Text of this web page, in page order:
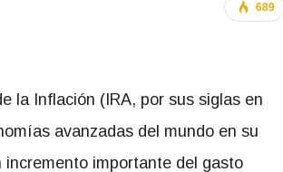
689
la Inflación (IRA, por sus siglas en
avanzadas del mundo en su
importante del gasto